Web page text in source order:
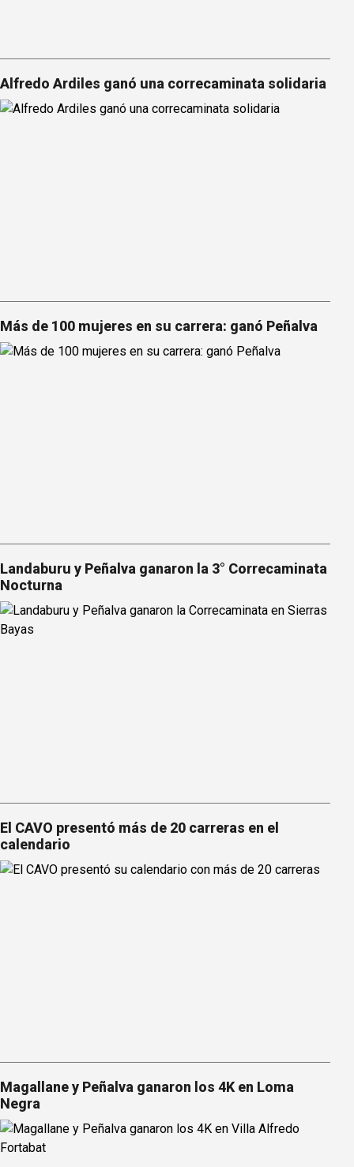
Alfredo Ardiles ganó una correcaminata solidaria
Más de 100 mujeres en su carrera: ganó Peñalva
Landaburu y Peñalva ganaron la 3° Correcaminata
Nocturna
El CAVO presentó más de 20 carreras en el
calendario
Magallane y Peñalva ganaron los 4K en Loma
Negra